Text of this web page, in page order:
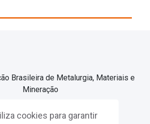
cookies para garantir
Brasileira de Metalurgia, Materiais e
Mineração